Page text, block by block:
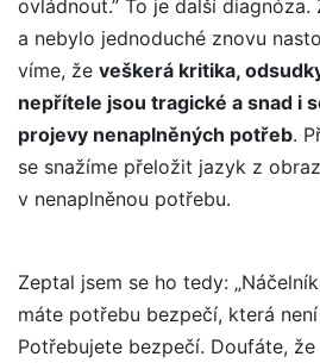
ovládnout.” To je další
a nebylo jednoduché znovu
víme, že veškerá kritika,
nepřítele jsou tragické a snad i
projevy nenaplněných potřeb.
se snažíme přeložit jazyk z
v nenaplněnou potřebu.
Zeptal jsem se ho tedy:
máte potřebu bezpečí, která
Potřebujete bezpečí. Doufáte,